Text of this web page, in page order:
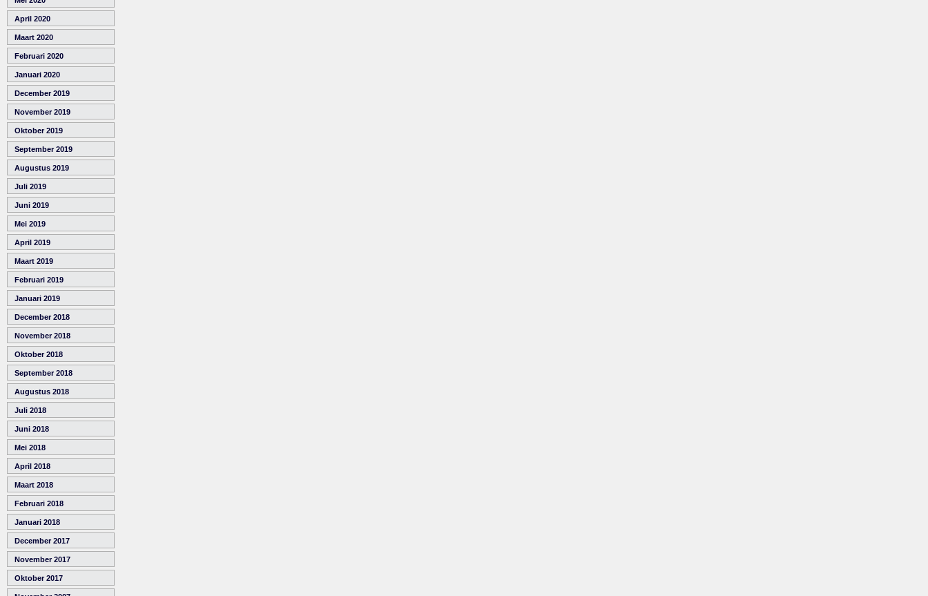
April 2020
Maart 2020
Februari 2020
Januari 2020
December 2019
November 2019
Oktober 2019
September 2019
Augustus 2019
Juli 2019
Juni 2019
Mei 2019
April 2019
Maart 2019
Februari 2019
Januari 2019
December 2018
November 2018
Oktober 2018
September 2018
Augustus 2018
Juli 2018
Juni 2018
Mei 2018
April 2018
Maart 2018
Februari 2018
Januari 2018
December 2017
November 2017
Oktober 2017